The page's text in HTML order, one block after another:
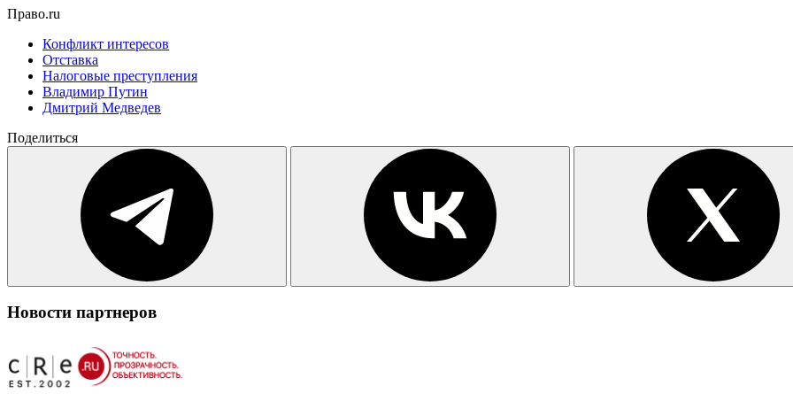
Право.ru
Конфликт интересов
Отставка
Налоговые преступления
Владимир Путин
Дмитрий Медведев
Поделиться
Новости партнеров